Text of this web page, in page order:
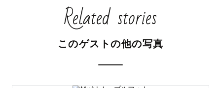
Related stories
このゲストの他の写真